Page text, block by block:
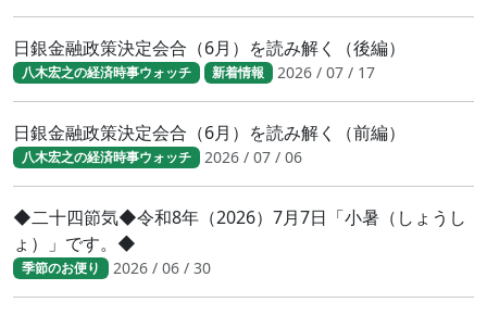
日銀金融政策決定会合（6月）を読み解く（後編）
八木宏之の経済時事ウォッチ 新着情報 2026 / 07 / 17
日銀金融政策決定会合（6月）を読み解く（前編）
八木宏之の経済時事ウォッチ 2026 / 07 / 06
◆二十四節気◆令和8年（2026）7月7日「小暑（しょうし
ょ）」です。◆
季節のお便り 2026 / 06 / 30